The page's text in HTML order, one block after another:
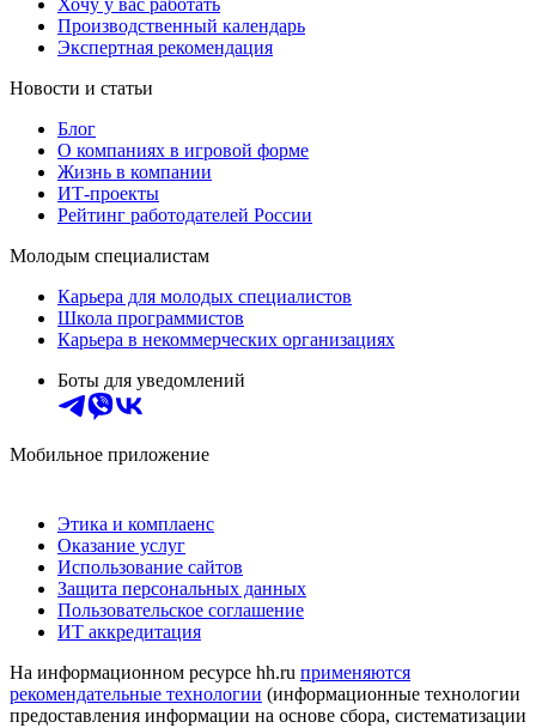
Производственный календарь
Экспертная рекомендация
Новости и статьи
Блог
О компаниях в игровой форме
Жизнь в компании
ИТ-проекты
Рейтинг работодателей России
Молодым специалистам
Карьера для молодых специалистов
Школа программистов
Карьера в некоммерческих организациях
Боты для уведомлений
Мобильное приложение
Этика и комплаенс
Оказание услуг
Использование сайтов
Защита персональных данных
Пользовательское соглашение
ИТ аккредитация
На информационном ресурсе hh.ru применяются
рекомендательные технологии (информационные технологии
предоставления информации на основе сбора, систематизации